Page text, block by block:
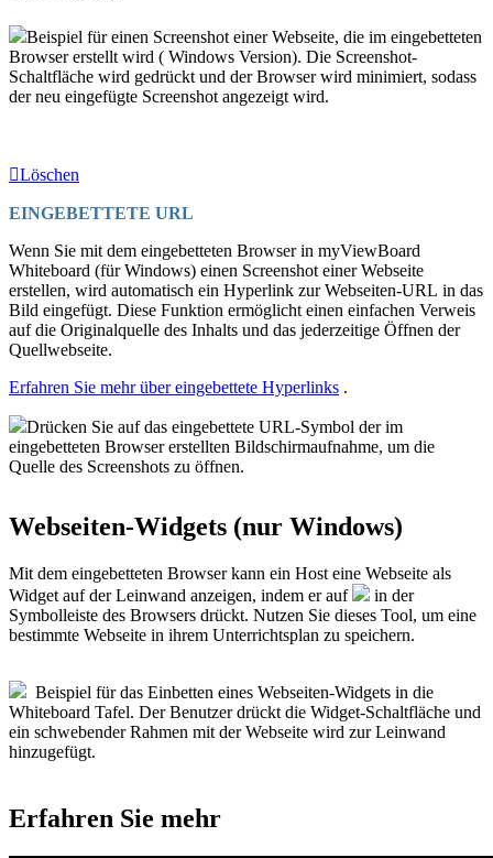
Beispiel für einen Screenshot einer Webseite, die im eingebetteten
Browser erstellt wird ( Windows Version). Die Screenshot-
Schaltfläche wird gedrückt und der Browser wird minimiert, sodass
der neu eingefügte Screenshot angezeigt wird.
Löschen
EINGEBETTETE URL
Wenn Sie mit dem eingebetteten Browser in myViewBoard
Whiteboard (für Windows) einen Screenshot einer Webseite
erstellen, wird automatisch ein Hyperlink zur Webseiten-URL in das
Bild eingefügt. Diese Funktion ermöglicht einen einfachen Verweis
auf die Originalquelle des Inhalts und das jederzeitige Öffnen der
Quellwebseite.
Erfahren Sie mehr über eingebettete Hyperlinks .
Drücken Sie auf das eingebettete URL-Symbol der im
eingebetteten Browser erstellten Bildschirmaufnahme, um die
Quelle des Screenshots zu öffnen.
Webseiten-Widgets (nur Windows)
Mit dem eingebetteten Browser kann ein Host eine Webseite als
Widget auf derLeinwand anzeigen, indem er auf
in der
Symbolleiste des Browsers drückt. Nutzen Sie dieses Tool, um eine
bestimmte Webseite in ihrem Unterrichtsplan zu speichern.
Beispiel für das Einbetten eines Webseiten-Widgets in die
Whiteboard Tafel. Der Benutzer drückt die Widget-Schaltfläche und
ein schwebender Rahmen mit der Webseite wird zur Leinwand
hinzugefügt.
Erfahren Sie mehr